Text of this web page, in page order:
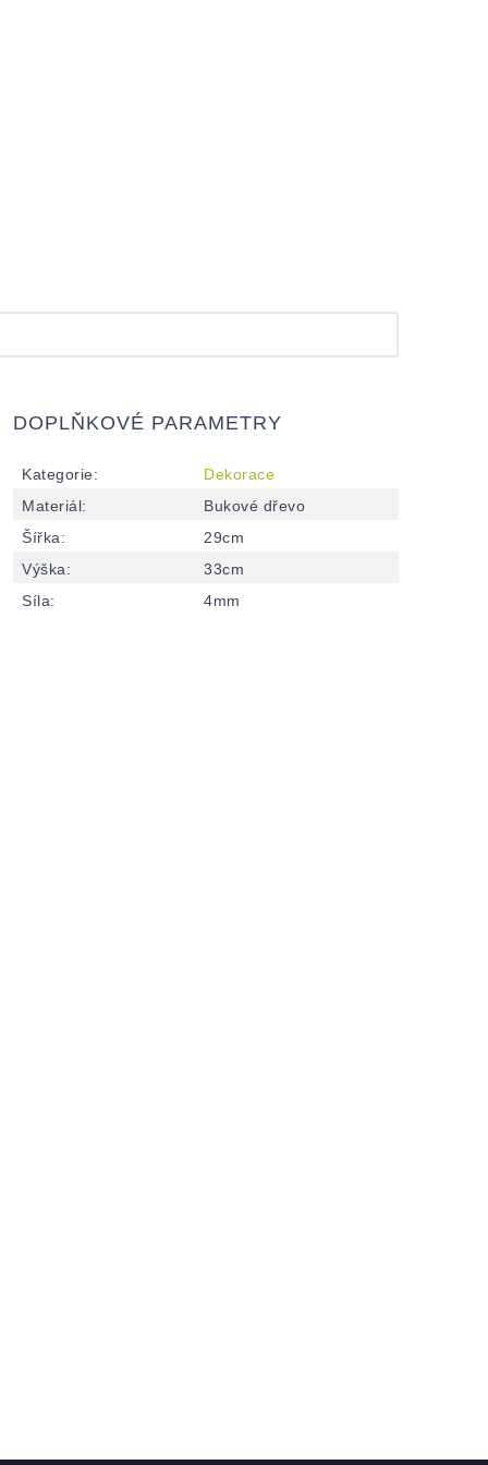
DOPLŇKOVÉ PARAMETRY
Kategorie:
Dekorace
Materiál:
Bukové dřevo
Šířka:
29cm
Výška:
33cm
Síla: 4mm